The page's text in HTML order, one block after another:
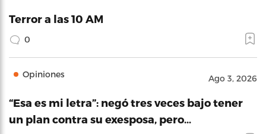
Terror a las 10 AM
0
Opiniones Ago 3, 2026
“Esa es mi letra”: negó tres veces bajo tener
un plan contra su exesposa, pero…